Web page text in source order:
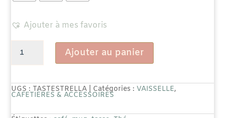
Ajouter à mes favoris
quantité
de
Mug
Ajouter au panier
UGS : TASTESTRELLA Catégories :VAISSELLE,
CAFETIÈRES & ACCESSOIRES